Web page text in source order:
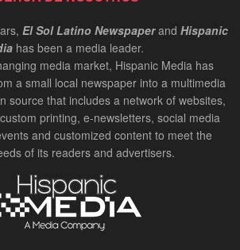
El Sol Latino Newspaperand Hispanic
has been a media leader.
media market, Hispanic Media has
a small local newspaper into a multimedia
source that includes a network of websites,
printing, e-newsletters, social media
and customized content to meet the
of its readers and advertisers.